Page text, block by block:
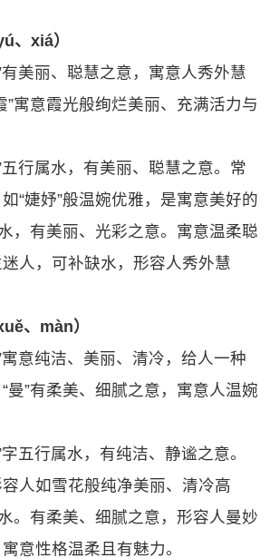
、xiá）
有美丽、聪慧之意，寓意人秀外慧
”寓意霞光般绚烂美丽、充满活力与
五行属水，有美丽、聪慧之意。常
“婕妤”般温婉优雅，是寓意美好的
，有美丽、光彩之意。寓意温柔聪
人，可补缺水，形容人秀外慧
、màn）
寓意纯洁、美丽、清冷，给人一种
曼”有柔美、细腻之意，寓意人温婉
字五行属水，有纯洁、静谧之意。
人如雪花般纯净美丽、清冷高
。有柔美、细腻之意，形容人曼妙
意性格温柔且有魅力。